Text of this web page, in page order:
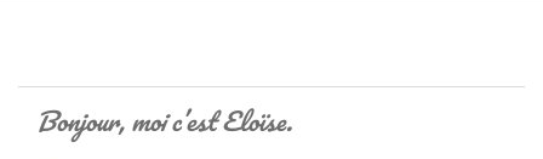
Bonjour, moi c’est Eloïse.